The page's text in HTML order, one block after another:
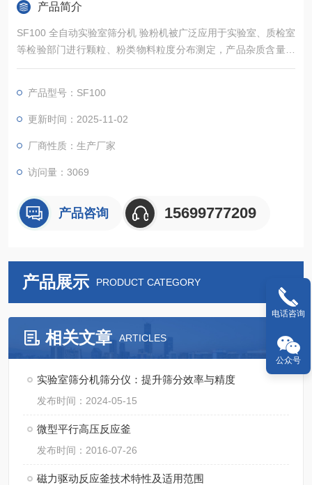
产品简介
SF100 全自动实验室筛分机 验粉机被广泛应用于实验室、质检室
等检验部门进行颗粒、粉类物料粒度分布测定，产品杂质含量，
液体固形物含量的测定分析。
产品型号：SF100
更新时间：2025-11-02
厂商性质：生产厂家
访问量：3069
产品咨询 15699777209
产品展示 PRODUCT CATEGORY
相关文章 ARTICLES
实验室筛分机筛分仪：提升筛分效率与精度
发布时间：2024-05-15
微型平行高压反应釜
发布时间：2016-07-26
磁力驱动反应釜技术特性及适用范围
电话咨询
公众号